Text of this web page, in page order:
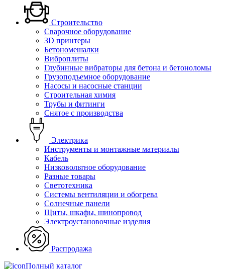
Строительство
Сварочное оборудование
3D принтеры
Бетономешалки
Виброплиты
Глубинные вибраторы для бетона и бетоноломы
Грузоподъемное оборудование
Насосы и насосные станции
Строительная химия
Трубы и фитинги
Снятое с производства
Электрика
Инструменты и монтажные материалы
Кабель
Низковольтное оборудование
Разные товары
Светотехника
Системы вентиляции и обогрева
Солнечные панели
Щиты, шкафы, шинопровод
Электроустановочные изделия
Распродажа
Полный каталог